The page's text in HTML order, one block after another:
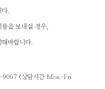
.
을 보내실 경우,
바랍니다.
9007 (상담시간 Mon-Fri